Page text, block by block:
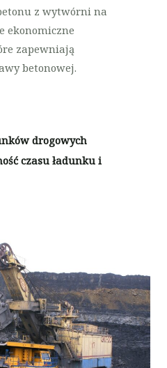
z wytwórni na
ekonomiczne
zapewniają
betonowej.
drogowych
czasu ładunku i